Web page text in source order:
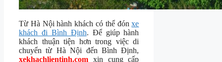
Từ Hà Nội hành khách có thể đónxe
khách đi Bình Định. Để giúp hành
khách thuận tiện hơn trong việc di
chuyển từ Hà Nội đến Bình Định,
xekhachlientinh.com xin cung cấp